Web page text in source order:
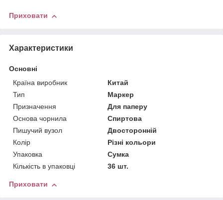
Приховати
Характеристики
Основні
Країна виробник
Китай
Тип
Маркер
Призначення
Для паперу
Основа чорнила
Спиртова
Пишучий вузол
Двосторонній
Колір
Різні кольори
Упаковка
Сумка
Кількість в упаковці
36 шт.
Приховати